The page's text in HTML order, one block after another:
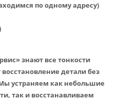
по одному адресу)
знают все тонкости
детали без
устраняем как небольшие
так и восстанавливаем